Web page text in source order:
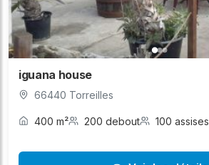
iguana house
66440 Torreilles
400 m² 200 debout 100 assises